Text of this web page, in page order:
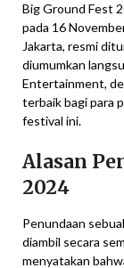
Big Ground Fest
pada 16
Jakarta, resmi
diumumkan
Entertainment,
terbaik bagi para
festival ini.
Alasan
2024
Penundaan
diambil secara
menyatakan